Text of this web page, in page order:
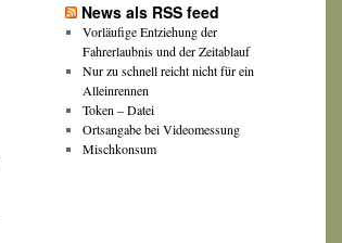
News als RSS feed
Vorläufige Entziehung der
Fahrerlaubnis und der Zeitablauf
Nur zu schnell reicht nicht für ein
Alleinrennen
Token – Datei
Ortsangabe bei Videomessung
Mischkonsum